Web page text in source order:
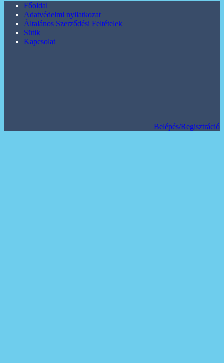
Főoldal
Adatvédelmi nyilatkozat
Általános Szerződési Feltételek
Sütik
Kapcsolat
Belépés/Regisztráció